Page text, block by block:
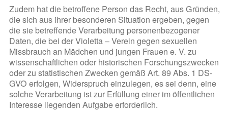
Zudem hat die betroffene Person das Recht, aus Gründen,
die sich aus ihrer besonderen Situation ergeben, gegen
die sie betreffende Verarbeitung personenbezogener
Daten, die bei der Violetta – Verein gegen sexuellen
Missbrauch an Mädchen und jungen Frauen e. V. zu
wissenschaftlichen oder historischen Forschungszwecken
oder zu statistischen Zwecken gemäß Art. 89 Abs. 1 DS-
GVO erfolgen, Widerspruch einzulegen, es sei denn, eine
solche Verarbeitung ist zur Erfüllung einer im öffentlichen
Interesse liegenden Aufgabe erforderlich.